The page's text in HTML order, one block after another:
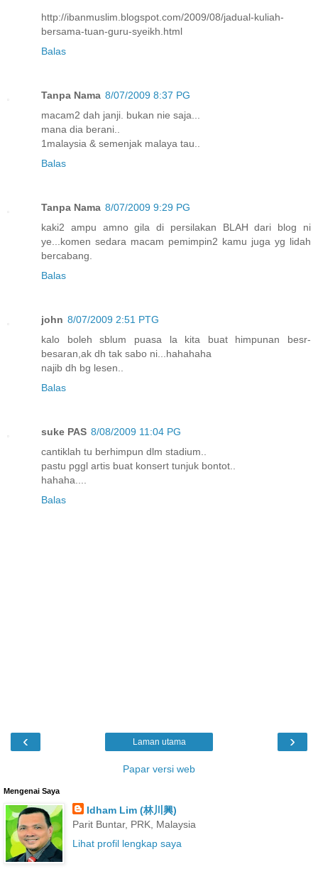
http://ibanmuslim.blogspot.com/2009/08/jadual-kuliah-
bersama-tuan-guru-syeikh.html
Balas
Tanpa Nama 8/07/2009 8:37 PG
macam2 dah janji. bukan nie saja...
mana dia berani..
1malaysia & semenjak malaya tau..
Balas
Tanpa Nama 8/07/2009 9:29 PG
kaki2 ampu amno gila di persilakan BLAH dari blog ni
ye...komen sedara macam pemimpin2 kamu juga yg lidah
bercabang.
Balas
john 8/07/2009 2:51 PTG
kalo boleh sblum puasa la kita buat himpunan besr-
besaran,ak dh tak sabo ni...hahahaha
najib dh bg lesen..
Balas
suke PAS 8/08/2009 11:04 PG
cantiklah tu berhimpun dlm stadium..
pastu pggl artis buat konsert tunjuk bontot..
hahaha....
Balas
‹ ›
Laman utama
Papar versi web
Mengenai Saya
Idham Lim (林川興)
Parit Buntar, PRK, Malaysia
Lihat profil lengkap saya